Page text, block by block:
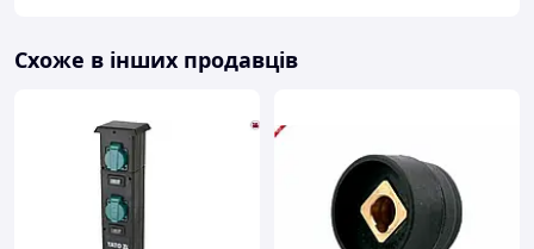
Схоже в інших продавців